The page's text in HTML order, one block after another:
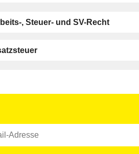
, Steuer- und SV-Recht